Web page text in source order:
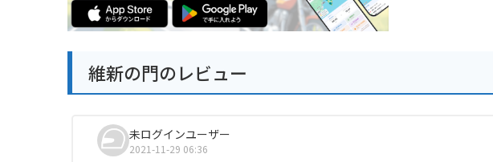
維新の門のレビュー
未ログインユーザー
2021-11-29 06:36